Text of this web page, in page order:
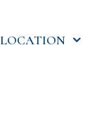
LOCATION